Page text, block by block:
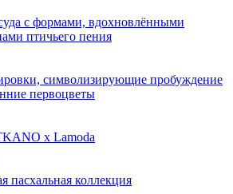
с формами, вдохновлёнными
птичьего пения
символизирующие пробуждение
первоцветы
х Lamoda
пасхальная коллекция